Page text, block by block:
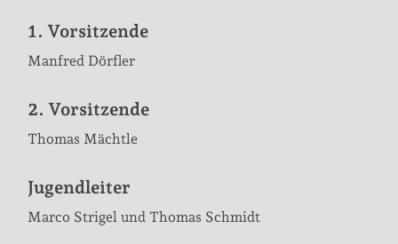
1. Vorsitzende
Manfred Dörfler
2. Vorsitzende
Thomas Mächtle
Jugendleiter
Marco Strigel und Thomas Schmidt